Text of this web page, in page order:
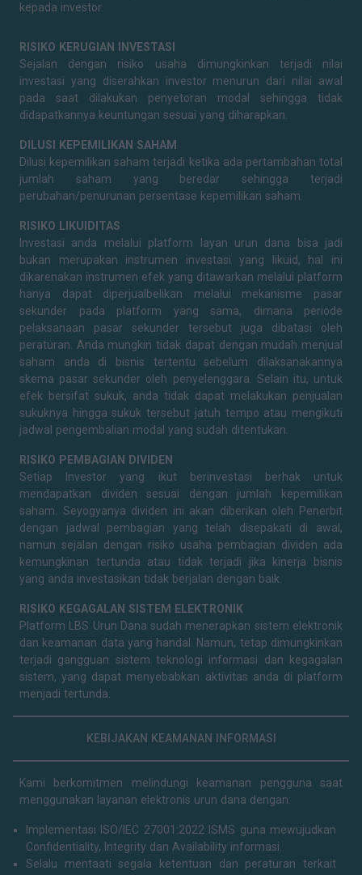
kepada investor.
RISIKO KERUGIAN INVESTASI
Sejalan dengan risiko usaha dimungkinkan terjadi nilai
investasi yang diserahkan investor menurun dari nilai awal
pada saat dilakukan penyetoran modal sehingga tidak
didapatkannya keuntungan sesuai yang diharapkan.
DILUSI KEPEMILIKAN SAHAM
Dilusi kepemilikan saham terjadi ketika ada pertambahan total
jumlah saham yang beredar sehingga terjadi
perubahan/penurunan persentase kepemilikan saham.
RISIKO LIKUIDITAS
Investasi anda melalui platform layan urun dana bisa jadi
bukan merupakan instrumen investasi yang likuid, hal ini
dikarenakan instrumen efek yang ditawarkan melalui platform
hanya dapat diperjualbelikan melalui mekanisme pasar
sekunder pada platform yang sama, dimana periode
pelaksanaan pasar sekunder tersebut juga dibatasi oleh
peraturan. Anda mungkin tidak dapat dengan mudah menjual
saham anda di bisnis tertentu sebelum dilaksanakannya
skema pasar sekunder oleh penyelenggara. Selain itu, untuk
efek bersifat sukuk, anda tidak dapat melakukan penjualan
sukuknya hingga sukuk tersebut jatuh tempo atau mengikuti
jadwal pengembalian modal yang sudah ditentukan.
RISIKO PEMBAGIAN DIVIDEN
Setiap Investor yang ikut berinvestasi berhak untuk
mendapatkan dividen sesuai dengan jumlah kepemilikan
saham. Seyogyanya dividen ini akan diberikan oleh Penerbit
dengan jadwal pembagian yang telah disepakati di awal,
namun sejalan dengan risiko usaha pembagian dividen ada
kemungkinan tertunda atau tidak terjadi jika kinerja bisnis
yang anda investasikan tidak berjalan dengan baik.
RISIKO KEGAGALAN SISTEM ELEKTRONIK
Platform LBS Urun Dana sudah menerapkan sistem elektronik
dan keamanan data yang handal. Namun, tetap dimungkinkan
terjadi gangguan sistem teknologi informasi dan kegagalan
sistem, yang dapat menyebabkan aktivitas anda di platform
menjadi tertunda.
KEBIJAKAN KEAMANAN INFORMASI
Kami berkomitmen melindungi keamanan pengguna saat
menggunakan layanan elektronis urun dana dengan:
Implementasi ISO/IEC 27001:2022 ISMS guna mewujudkan
Confidentiality, Integrity dan Availability informasi.
Selalu mentaati segala ketentuan dan peraturan terkait